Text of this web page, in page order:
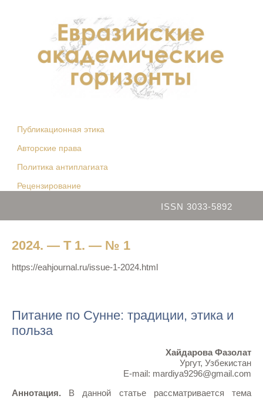
Публикационная этика
Авторские права
Политика антиплагиата
Рецензирование
ISSN 3033-5892
2024. — Т 1. — № 1
https://eahjournal.ru/issue-1-2024.html
Питание по Сунне: традиции, этика и
польза
Хайдарова Фазолат
Ургут, Узбекистан
E-mail: mardiya9296@gmail.com
Аннотация. В данной статье рассматривается тема